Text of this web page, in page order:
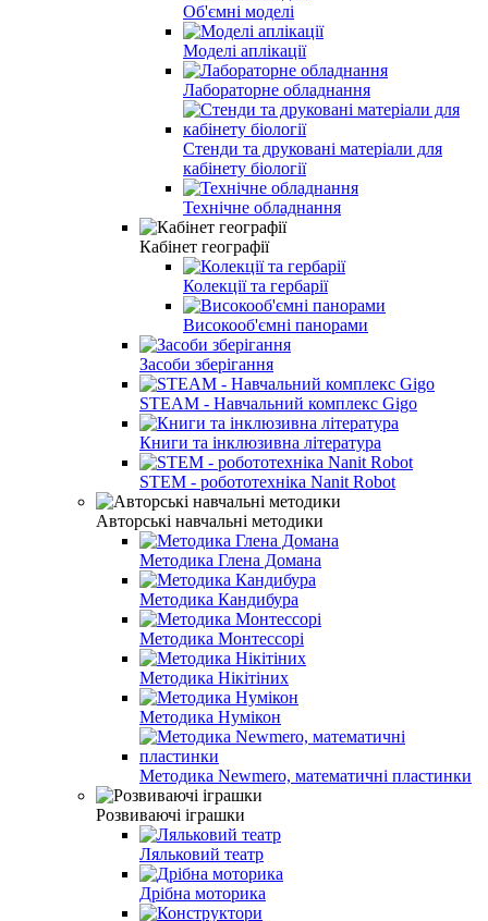
Об'ємні моделі
Моделі аплікації
Лабораторне обладнання
Стенди та друковані матеріали для
кабінету біології
Технічне обладнання
Кабінет географії
Колекції та гербарії
Високооб'ємні панорами
Засоби зберігання
STEAM - Навчальний комплекс Gigo
Книги та інклюзивна література
STEM - робототехніка Nanit Robot
Авторські навчальні методики
Методика Глена Домана
Методика Кандибура
Методика Монтессорі
Методика Нікітіних
Методика Нумікон
Методика Newmero, математичні пластинки
Розвиваючі іграшки
Ляльковий театр
Дрібна моторика